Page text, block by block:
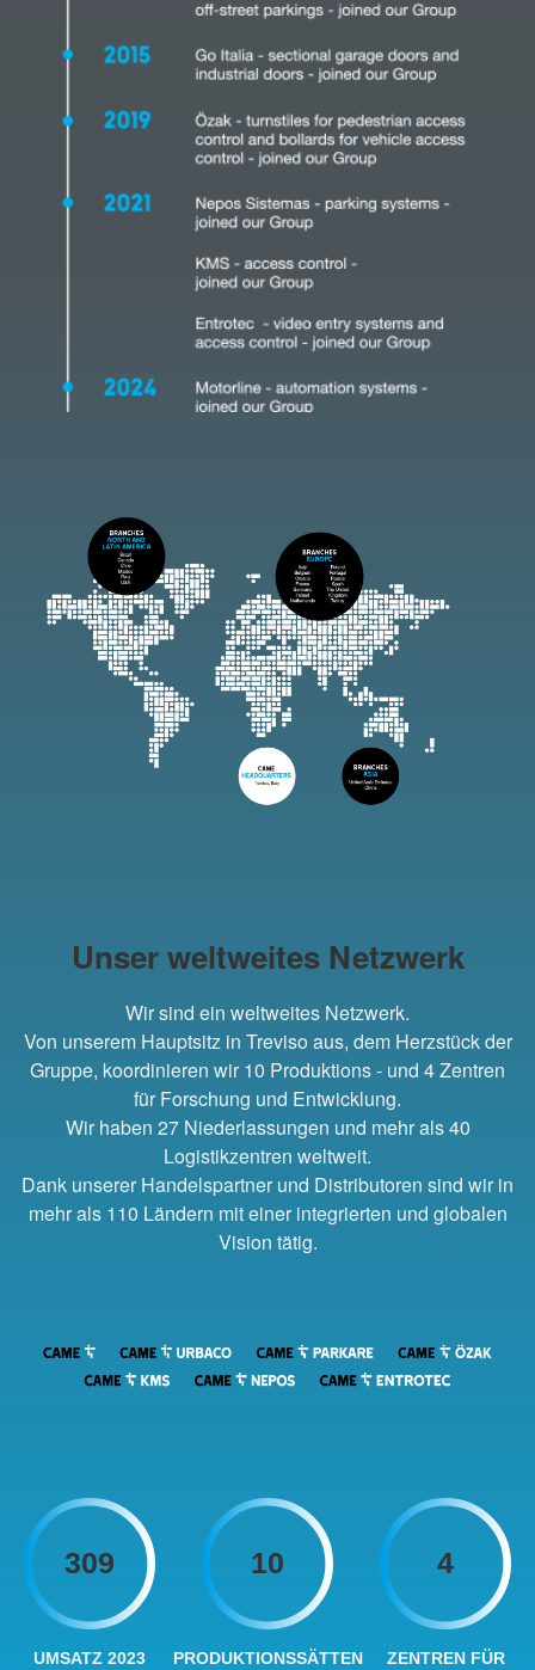
Unser weltweites Netzwerk
Wir sind ein weltweites Netzwerk.
Von unserem Hauptsitz in Treviso aus, dem Herzstück der
Gruppe, koordinieren wir10 Produktions- und 4 Zentren
für Forschung und Entwicklung.
Wir haben 27 Niederlassungen und mehr als 40
Logistikzentren weltweit.
Dank unserer Handelspartner und Distributoren sind wir in
mehr als 110 Ländern mit einer integrierten und globalen
Vision tätig.
309
UMSATZ 2023
10
PRODUKTIONSSÄTTEN
4
ZENTREN FÜR